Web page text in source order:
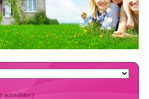
auswählen )